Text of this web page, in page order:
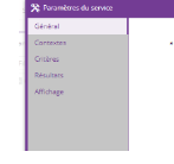
et
d'intégration
Manuel
jour